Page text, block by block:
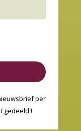
per
gedeeld !